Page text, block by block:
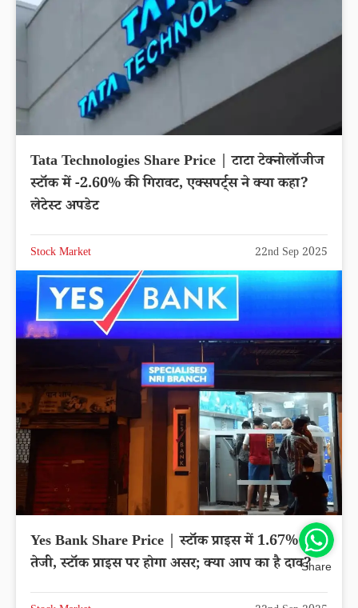
Tata Technologies Share Price | टाटा टेक्नोलॉजीज
स्टॉक में -2.60% की गिरावट, एक्सपर्ट्स ने क्या कहा?
लेटेस्ट अपडेट
Stock Market 22nd Sep 2025
Yes Bank Share Price | स्टॉक प्राइस में 1.67% की
तेजी, स्टॉक प्राइस पर होगा असर; क्या आप का है दाव?Share